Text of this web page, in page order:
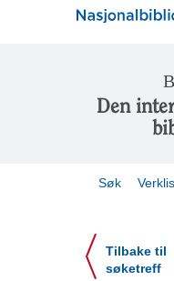
Den
Søk
Tilbake til
søketreff